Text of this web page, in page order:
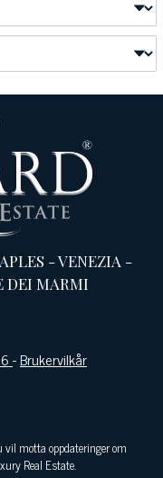
-VENEZIA -
DEI MARMI
-Brukervilkår
motta oppdateringer om
Real Estate.